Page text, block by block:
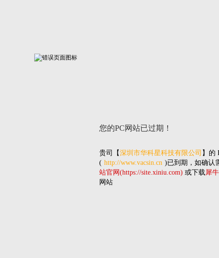
您的PC网站已过期！
贵司 【深圳市华科星科技有限公司 】的
( http://www.vacsin.cn )已到期，如确认
站官网(https://site.xiniu.com) 或下载犀
网站